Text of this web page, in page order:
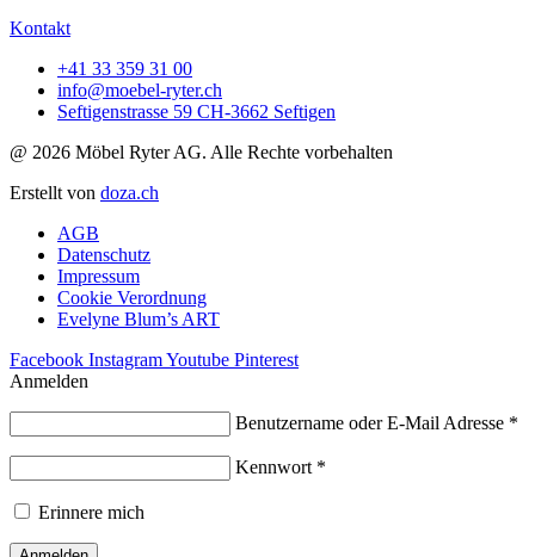
Kontakt
+41 33 359 31 00
info@moebel-ryter.ch
Seftigenstrasse 59 CH-3662 Seftigen
@ 2026 Möbel Ryter AG. Alle Rechte vorbehalten
Erstellt von doza.ch
AGB
Datenschutz
Impressum
Cookie Verordnung
Evelyne Blum’s ART
Facebook InstagramYoutube Pinterest
Anmelden
Benutzername oder E-Mail Adresse *
Kennwort *
Erinnere mich